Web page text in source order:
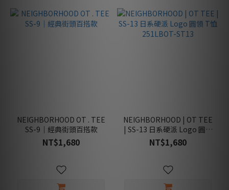
NEIGHBORHOOD OT . TEE
SS-9｜經典街頭百搭款
NT$1,680
NEIGHBORHOOD | OT TEE
| SS-13 日系硬派 Logo 圓領
T恤 251LBOT-ST13
NT$1,680